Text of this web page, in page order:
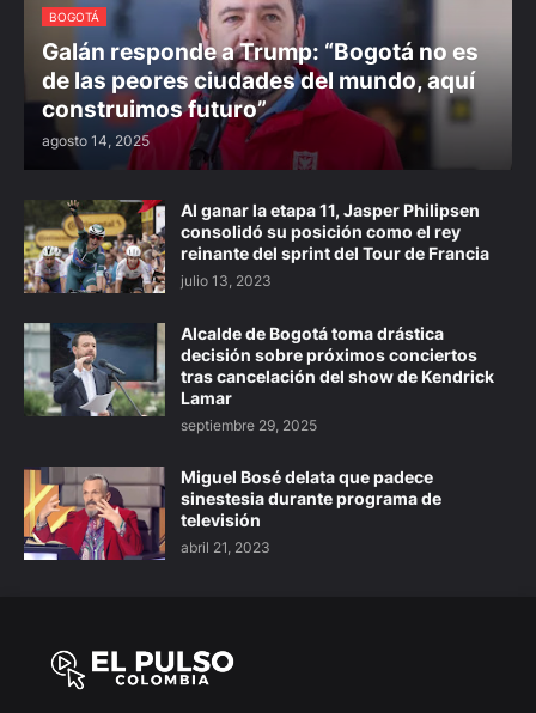
BOGOTÁ
Galán responde a Trump: “Bogotá no es
de las peores ciudades del mundo, aquí
construimos futuro”
agosto 14, 2025
Al ganar la etapa 11, Jasper Philipsen
consolidó su posición como el rey
reinante del sprint del Tour de Francia
julio 13, 2023
Alcalde de Bogotá toma drástica
decisión sobre próximos conciertos
tras cancelación del show de Kendrick
Lamar
septiembre 29, 2025
Miguel Bosé delata que padece
sinestesia durante programa de
televisión
abril 21, 2023